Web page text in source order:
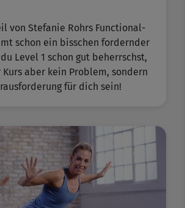
von Stefanie Rohrs Functional-
schon ein bisschen fordernder
Level 1 schon gut beherrschst,
aber kein Problem, sondern
für dich sein!